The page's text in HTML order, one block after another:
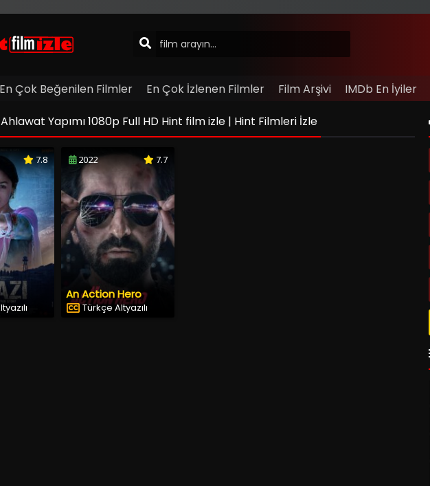
En Çok Beğenilen Filmler En Çok İzlenen Filmler Film Arşivi IMDb En İyiler
Yapımı 1080p Full HD Hint film izle | Hint Filmleri İzle
7.8 2022 7.7
An Action Hero
Türkçe Altyazılı